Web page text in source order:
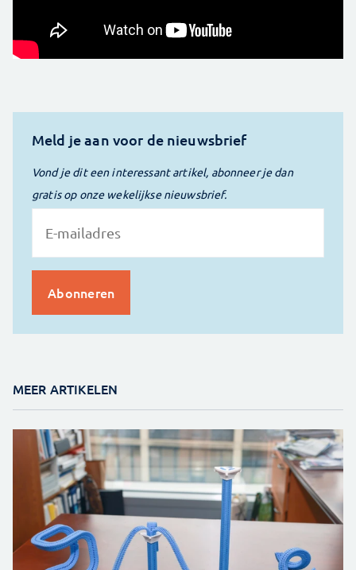
Meld je aan voor de nieuwsbrief
Vond je dit een interessant artikel, abonneer je dan
gratis op onze wekelijkse nieuwsbrief.
MEER ARTIKELEN